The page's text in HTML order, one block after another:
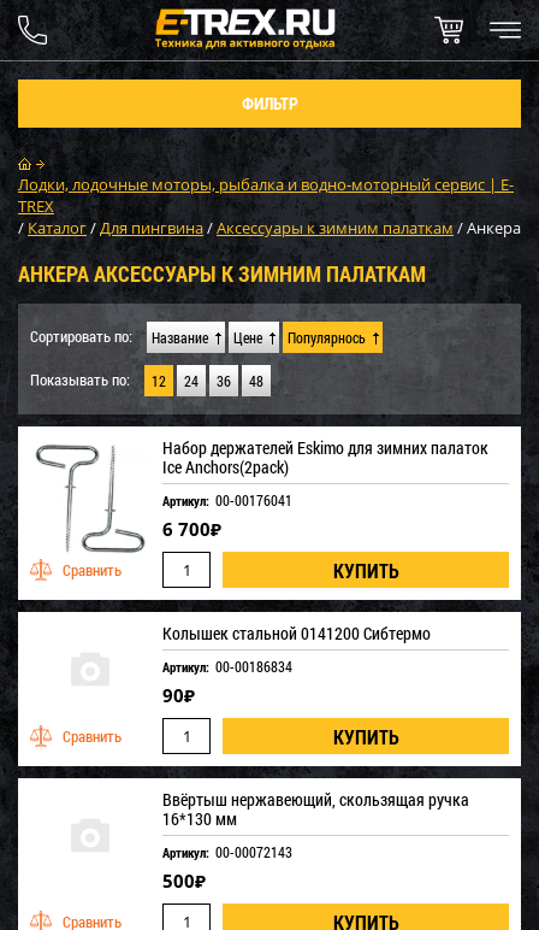
ФИЛЬТР
Лодки, лодочные моторы, рыбалка и водно-моторный сервис | E-
TREX
/Каталог/Для пингвина/Аксессуары к зимним палаткам /Анкера
АНКЕРА АКСЕССУАРЫ К ЗИМНИМ ПАЛАТКАМ
Сортировать по: Название Цене Популярнось
Показывать по: 12 24 36 48
Набор держателей Eskimo для зимних палаток
Ice Anchors(2pack)
Артикул: 00-00176041
6 700₽
Колышек стальной 0141200 Сибтермо
Артикул: 00-00186834
90₽
Ввёртыш нержавеющий, скользящая ручка
16*130 мм
Артикул: 00-00072143
500₽